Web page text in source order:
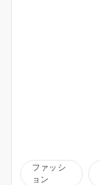
ファッシ
ョン